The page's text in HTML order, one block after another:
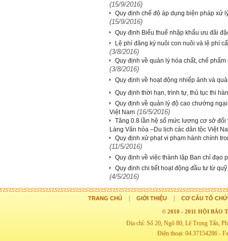
(15/9/2016)
Quy định chế độ áp dụng biện pháp xử
(15/9/2016)
Quy định Biểu thuế nhập khẩu ưu đãi
Lệ phí đăng ký nuôi con nuôi và lệ phí
(3/8/2016)
Quy định về quản lý hóa chất, chế
(3/8/2016)
Quy định về hoạt động nhiếp ảnh và
Quy định thời hạn, trình tự, thủ tục thi
Quy định về quản lý độ cao chướng
Việt Nam (16/5/2016)
Tăng 0.8 lần hệ số mức lương cơ sở
Làng Văn hóa –Du lịch các dân tộc Việt
Quy định xử phạt vi phạm hành chính
(11/5/2016)
Quy định về việc thành lập Ban chỉ đạo
Quy định chi tiết hoạt động đầu tư từ
(4/5/2016)
TRANG CHỦ GIỚI THIỆU CƠ CẤU TỔ
© 2010 - 2011 HỘI BẢO
Địa chỉ: Số 20, Ngõ 80, Lê Trọng Tấn,
Điện thoại: 04.37154286 -